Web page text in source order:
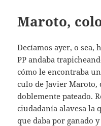
Maroto,
Decíamos ayer, o sea,
PP andaba
cómo le encontraba
culo de Javier Maroto,
doblemente pateado.
ciudadanía alavesa la
que daba por ganado